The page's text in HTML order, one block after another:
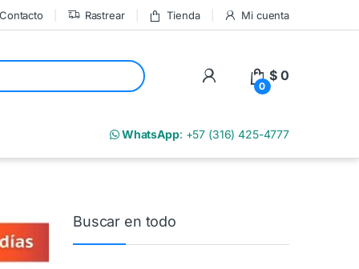
Contacto Rastrear Tienda Mi cuenta
My Account
0
$ 0
WhatsApp: +57 (316) 425-4777
Buscar en todo